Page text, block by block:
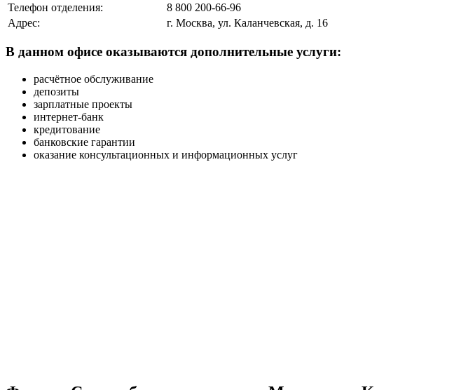
Телефон отделения:
8 800 200-66-96
Адрес:
г. Москва, ул. Каланчевская, д. 16
В данном офисе оказываются дополнительные услуги:
расчётное обслуживание
депозиты
зарплатные проекты
интернет-банк
кредитование
банковские гарантии
оказание консультационных и информационных услуг